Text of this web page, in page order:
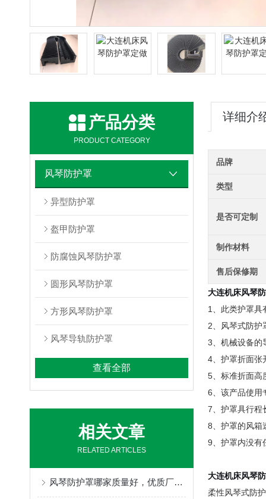
产品分类
PRODUCT CATEGORY
风琴防护罩
异型防护罩
盔甲防护罩
防腐蚀风琴防护罩
圆形风琴防护罩
方形风琴防护罩
风琴导轨防护罩
查看全部
相关文章
RELATED ARTICLES
风琴防护罩哪家质量好，优质厂家定制不得了
详细介
品牌
类型
是否可定制
制作材料
售后保修期
大连机床风琴
1、此类护罩具
2、风琴式防护
3、机械设备的
4、护罩折面张
5、标准折面高
6、该产品使用
7、护罩具行程
8、护罩的风箱
9、护罩内没有
大连机床风琴
柔性风琴式防